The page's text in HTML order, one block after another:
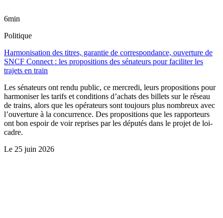
6min
Politique
Harmonisation des titres, garantie de correspondance, ouverture de
SNCF Connect : les propositions des sénateurs pour faciliter les
trajets en train
Les sénateurs ont rendu public, ce mercredi, leurs propositions pour
harmoniser les tarifs et conditions d’achats des billets sur le réseau
de trains, alors que les opérateurs sont toujours plus nombreux avec
l’ouverture à la concurrence. Des propositions que les rapporteurs
ont bon espoir de voir reprises par les députés dans le projet de loi-
cadre.
Le 25 juin 2026